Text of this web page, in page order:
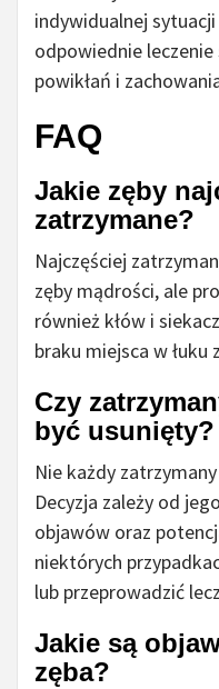
indywidualnej
odpowiednie
powikłań i
FAQ
Jakie zęby
zatrzymane?
Najczęściej
zęby mądrości, ale
również kłów i
braku miejsca w łuku
Czy
być usunięty?
Nie każdy
Decyzja zależy od
objawów oraz
niektórych
lub przeprowadzić
Jakie są
zęba?